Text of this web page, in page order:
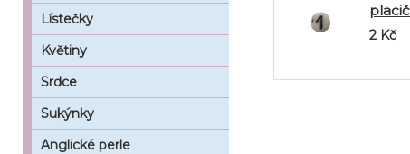
2 Kč
Lístečky
Květiny
Srdce
Sukýnky
Anglické perle